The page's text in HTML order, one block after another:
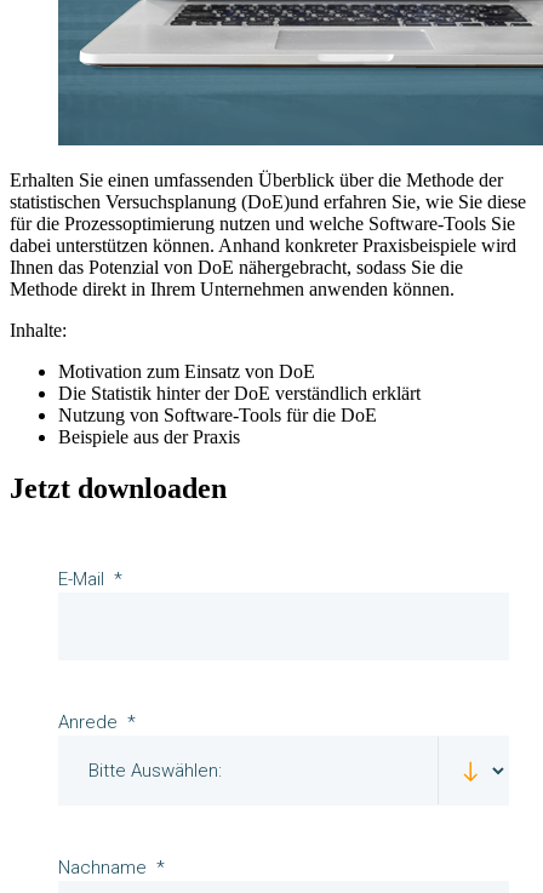
Erhalten Sie einen umfassenden Überblick über die Methode der
statistischen Versuchsplanung (DoE)und erfahren Sie, wie Sie diese
für die Prozessoptimierung nutzen und welche Software-Tools Sie
dabei unterstützen können. Anhand konkreter Praxisbeispiele wird
Ihnen das Potenzial von DoE nähergebracht, sodass Sie die
Methode direkt in Ihrem Unternehmen anwenden können.
Inhalte:
Motivation zum Einsatz von DoE
Die Statistik hinter der DoE verständlich erklärt
Nutzung von Software-Tools für die DoE
Beispiele aus der Praxis
Jetzt downloaden
E-Mail
Anrede
Nachname